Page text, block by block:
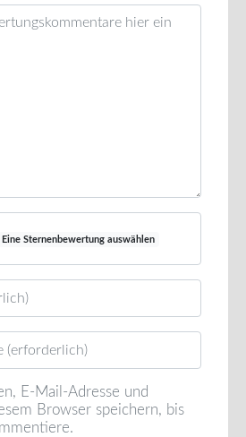
Eine Sternenbewertung auswählen
E-Mail-Adresse und
Browser speichern, bis